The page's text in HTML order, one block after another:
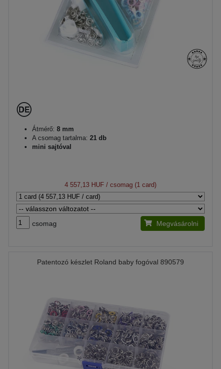
Átmérő: 8 mm
A csomag tartalma: 21 db
mini sajtóval
4 557,13 HUF / csomag (1 card)
csomag Megvásárolni
Patentozó készlet Roland baby fogóval 890579